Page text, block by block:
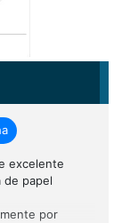
excelente
de papel
por